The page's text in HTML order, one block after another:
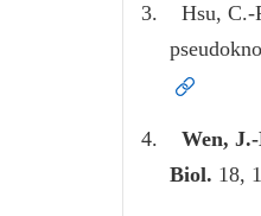
3. Hsu, C.-
4. Wen,
Biol. 18,